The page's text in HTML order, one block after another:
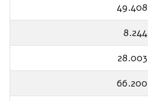
49.408
8.244
28.003
66.200